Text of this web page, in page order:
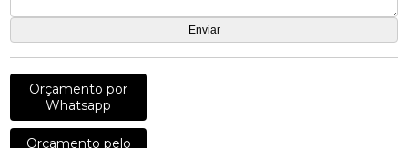
Orçamento por
Whatsapp
Orçamento pelo